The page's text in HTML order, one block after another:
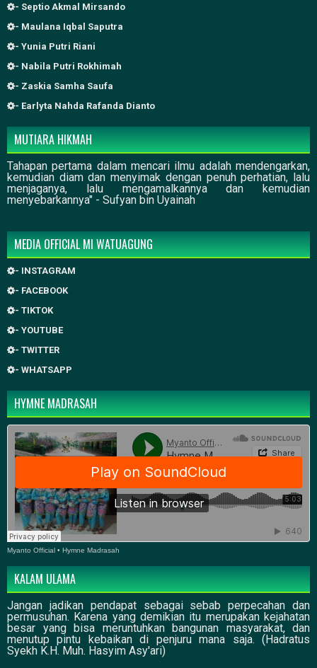
- Septio Akmal Mirsando
- Maulana Iqbal Saputra
- Yunia Putri Riani
- Nabila Putri Rokhimah
- Zaskia Samha Saufa
- Earlyta Nahda Rafanda Dianto
MUTIARA HIKMAH
Tahapan pertama dalam mencari ilmu adalah mendengarkan,
kemudian diam dan menyimak dengan penuh perhatian, lalu
menjaganya, lalu mengamalkannya dan kemudian
menyebarkannya" - Sufyan bin Uyainah
MEDIA OFFICIAL MI WATUAGUNG
- INSTAGRAM
- FACEBOOK
- TIKTOK
- YOUTUBE
- TWITTER
- WHATSAPP
HYMNE MADRASAH
Myanto Official • Hymne Madrasah
KALAM ULAMA
Jangan jadikan pendapat sebagai sebab perpecahan dan
permusuhan. Karena yang demikian itu merupakan kejahatan
besar yang bisa meruntuhkan bangunan masyarakat, dan
menutup pintu kebaikan di penjuru mana saja. (Hadratus
Syekh K.H. Muh. Hasyim Asy'ari)